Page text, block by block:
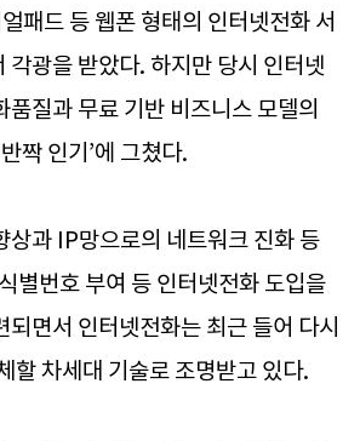
패드 등 웹폰 형태의 인터넷전화 서
각광을 받았다. 하지만 당시 인터넷
품질과 무료 기반 비즈니스 모델의
짝 인기’에 그쳤다.
상과 IP망으로의 네트워크 진화 등
별번호 부여 등 인터넷전화 도입을
면서 인터넷전화는 최근 들어 다시
할 차세대 기술로 조명받고 있다.